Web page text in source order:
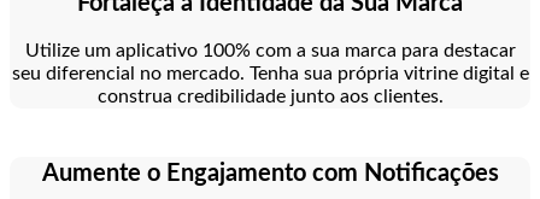
Utilize um aplicativo 100% com a sua marca para destacar
seu diferencial no mercado. Tenha sua própria vitrine digital e
construa credibilidade junto aos clientes.
Aumente o Engajamento com Notificações